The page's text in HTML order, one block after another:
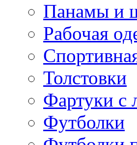
Панамы и
Рабочая
Толстовки
Фартуки с
Футболки